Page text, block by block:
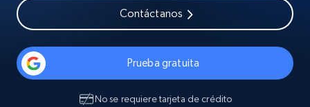
Contáctanos
Prueba gratuita
No se requiere tarjeta de crédito